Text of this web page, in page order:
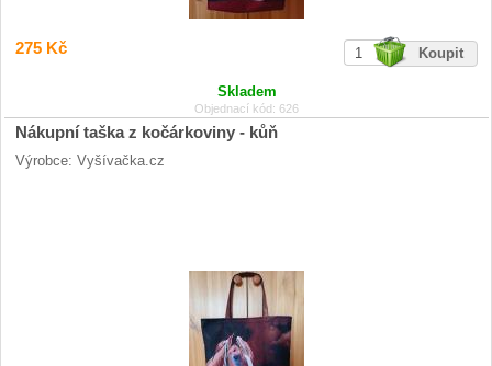
275 Kč
Skladem
Objednací kód: 626
Nákupní taška z kočárkoviny - kůň
Výrobce: Vyšívačka.cz